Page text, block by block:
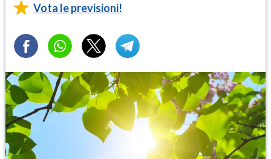
Vota le previsioni!